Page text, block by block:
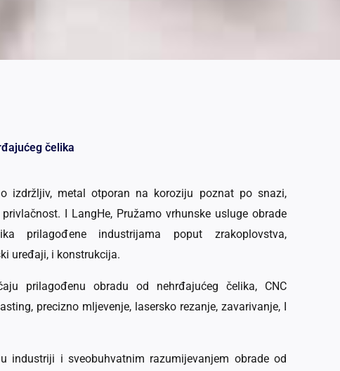
čelika
izdržljiv, metal otporan na koroziju poznat po snazi,
I LangHe, Pružamo vrhunske usluge obrade
prilagođene industrijama poput zrakoplovstva,
uređaji, i konstrukcija.
prilagođenu obradu od nehrđajućeg čelika, CNC
precizno mljevenje, lasersko rezanje, zavarivanje, I
industriji i sveobuhvatnim razumijevanjem obrade od